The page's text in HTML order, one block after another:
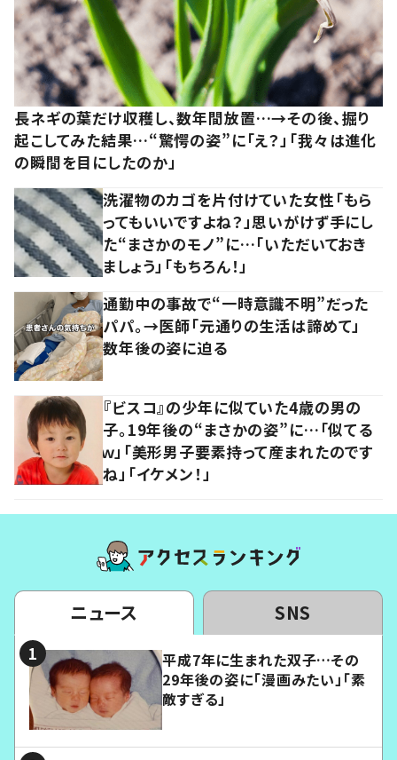
長ネギの葉だけ収穫し、数年間放置…→その後、掘り
起こしてみた結果…“驚愕の姿”に「え？」「我々は進化
の瞬間を目にしたのか」
洗濯物のカゴを片付けていた女性「もら
ってもいいですよね？」思いがけず手にし
た“まさかのモノ”に…「いただいておき
ましょう」「もちろん！」
通勤中の事故で“一時意識不明”だった
パパ。→医師「元通りの生活は諦めて」
数年後の姿に迫る
『ビスコ』の少年に似ていた4歳の男の
子。19年後の“まさかの姿”に…「似てる
ｗ」「美形男子要素持って産まれたのです
ね」「イケメン！」
ニュース SNS
平成7年に生まれた双子…その
29年後の姿に「漫画みたい」「素
敵すぎる」